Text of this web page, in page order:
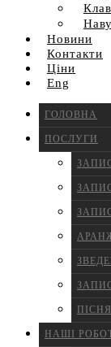
Новини
Контакти
Ціни
Eng
ГОЛОВНА
ПОСЛУГИ
НАШІ